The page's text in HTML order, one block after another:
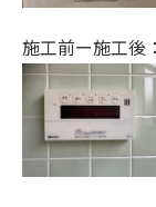
施工前ー施工後